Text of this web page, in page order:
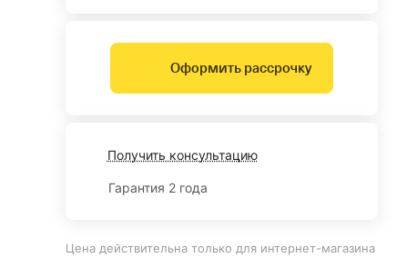
Оформить рассрочку
Получить консультацию
Гарантия 2 года
Цена действительна только для интернет-магазина